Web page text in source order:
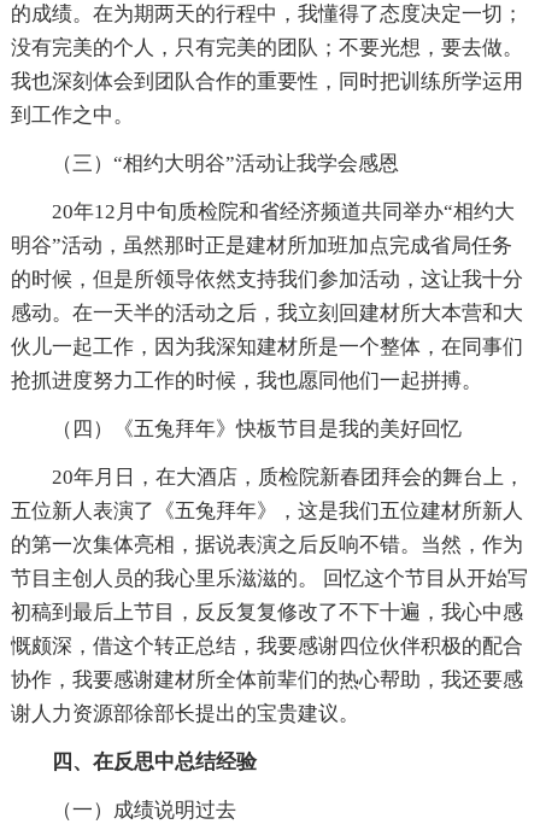
的成绩。在为期两天的行程中，我懂得了态度决定一切；
没有完美的个人，只有完美的团队；不要光想，要去做。
我也深刻体会到团队合作的重要性，同时把训练所学运用
到工作之中。
（三）“相约大明谷”活动让我学会感恩
20年12月中旬质检院和省经济频道共同举办“相约大
明谷”活动，虽然那时正是建材所加班加点完成省局任务
的时候，但是所领导依然支持我们参加活动，这让我十分
感动。在一天半的活动之后，我立刻回建材所大本营和大
伙儿一起工作，因为我深知建材所是一个整体，在同事们
抢抓进度努力工作的时候，我也愿同他们一起拼搏。
（四）《五兔拜年》快板节目是我的美好回忆
20年月日，在大酒店，质检院新春团拜会的舞台上，
五位新人表演了《五兔拜年》，这是我们五位建材所新人
的第一次集体亮相，据说表演之后反响不错。当然，作为
节目主创人员的我心里乐滋滋的。 回忆这个节目从开始写
初稿到最后上节目，反反复复修改了不下十遍，我心中感
慨颇深，借这个转正总结，我要感谢四位伙伴积极的配合
协作，我要感谢建材所全体前辈们的热心帮助，我还要感
谢人力资源部徐部长提出的宝贵建议。
四、在反思中总结经验
（一）成绩说明过去